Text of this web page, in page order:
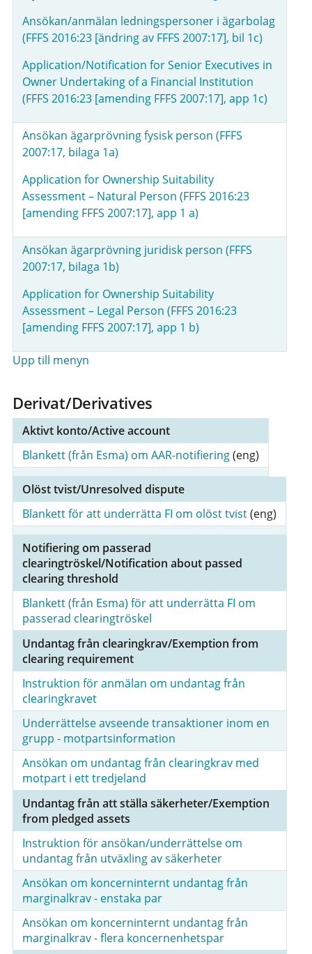
Ansökan/anmälan ledningspersoner i ägarbolag
(FFFS 2016:23 [ändring av FFFS 2007:17], bil 1c)
Application/Notification for Senior Executives in
Owner Undertaking of a Financial Institution
(FFFS 2016:23 [amending FFFS 2007:17], app 1c)
Ansökan ägarprövning fysisk person (FFFS
2007:17, bilaga 1a)
Application for Ownership Suitability
Assessment – Natural Person (FFFS 2016:23
[amending FFFS 2007:17], app 1 a)
Ansökan ägarprövning juridisk person (FFFS
2007:17, bilaga 1b)
Application for Ownership Suitability
Assessment – Legal Person (FFFS 2016:23
[amending FFFS 2007:17], app 1 b)
Upp till menyn
Derivat/Derivatives
Aktivt konto/Active account
Blankett (från Esma) om AAR-notifiering(eng)
Olöst tvist/Unresolved dispute
Blankett för att underrätta FI om olöst tvist(eng)
Notifiering om passerad
clearingtröskel/Notification about passed
clearing threshold
Blankett (från Esma) för att underrätta FI om
passerad clearingtröskel
Undantag från clearingkrav/Exemption from
clearing requirement
Instruktion för anmälan om undantag från
clearingkravet
Underrättelse avseende transaktioner inom en
grupp - motpartsinformation
Ansökan om undantag från clearingkrav med
motpart i ett tredjeland
Undantag från att ställa säkerheter/Exemption
from pledged assets
Instruktion för ansökan/underrättelse om
undantag från utväxling av säkerheter
Ansökan om koncerninternt undantag från
marginalkrav - enstaka par
Ansökan om koncerninternt undantag från
marginalkrav - flera koncernenhetspar